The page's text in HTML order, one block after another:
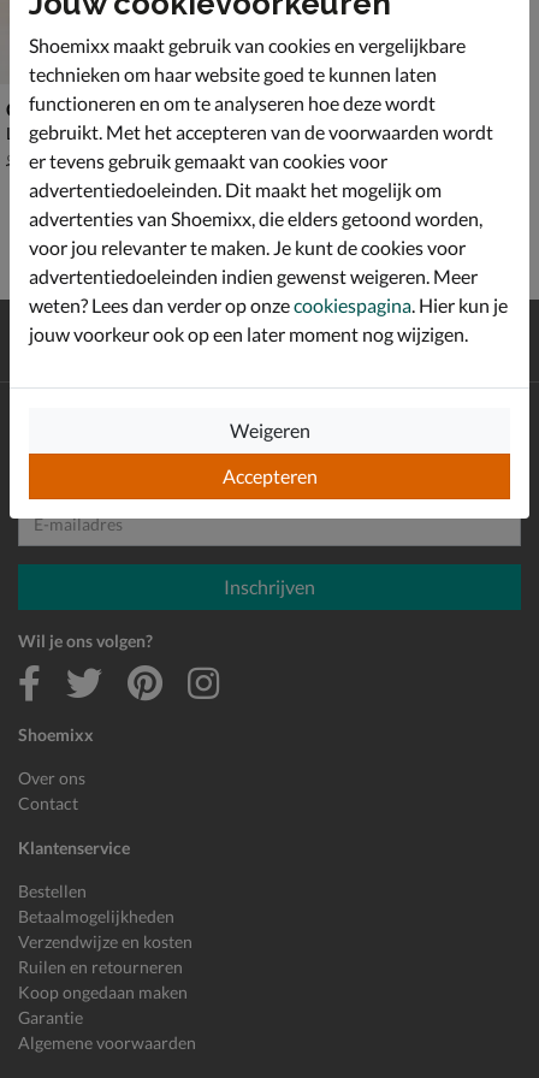
Cruyff Junior Fearia Futura
Lage sneakers - grijs
van € 99,99 voor € 69,99
99 99 69, 99
verzending en retour*
Shoemixx
Over ons
Contact
Klantenservice
Bestellen
Betaalmogelijkheden
Verzendwijze en kosten
Ruilen en retourneren
Koop ongedaan maken
Garantie
Algemene voorwaarden
Schrijf je in voor de Shoemixx nieuwsbrief en ontvang €10,-
E-mailadres
Inschrijven
Wil je ons volgen?
Shoemixx maakt gebruik van cookies en vergelijkbare
technieken om haar website goed te kunnen laten
functioneren en om te analyseren hoe deze wordt
gebruikt. Met het accepteren van de voorwaarden wordt
er tevens gebruik gemaakt van cookies voor
advertentiedoeleinden. Dit maakt het mogelijk om
advertenties van Shoemixx, die elders getoond worden,
voor jou relevanter te maken. Je kunt de cookies voor
advertentiedoeleinden indien gewenst weigeren. Meer
weten? Lees dan verder op onzecookiespagina . Hier kun je
jouw voorkeur ook op een later moment nog wijzigen.
Accepteren
Weigeren